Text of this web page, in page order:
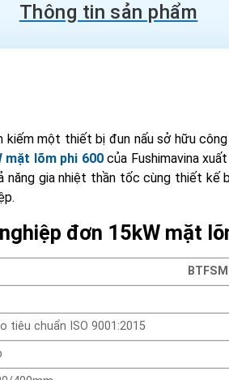
Thông tin sản phẩm
một thiết bị đun nấu sở hữu
mặt lõm phi 600của Fushimavina
gia nhiệt thần tốc cùng thiết kế
đơn 15kW mặt
tiêu chuẩn ISO 9001:2015